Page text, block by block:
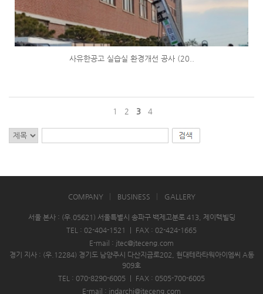
사유한공고 실습실 환경개선 공사 (20..
1 2 3 4
COMPANY BUSINESS GALLERY
서울 본사 : (우.05621) 서울특별시 송파구 백제고분로 413, 제이텍빌딩
TEL : 02-404-1521
FAX : 02-424-1665
E-mail : jtec@jteceng.com
경기 지사 : (우.12284) 경기도 남양주시 다산지금로202, 현대테라타워아이엠씨 A동
909호
TEL : 070-8290-6005
FAX : 0505-700-6005
E-mail : jndarchi@jteceng.com